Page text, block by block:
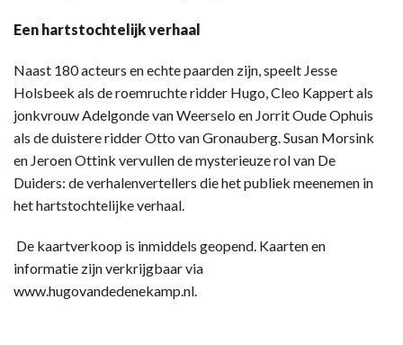
Een hartstochtelijk verhaal
Naast 180 acteurs en echte paarden zijn, speelt Jesse
Holsbeek als de roemruchte ridder Hugo, Cleo Kappert als
jonkvrouw Adelgonde van Weerselo en Jorrit Oude Ophuis
als de duistere ridder Otto van Gronauberg. Susan Morsink
en Jeroen Ottink vervullen de mysterieuze rol van De
Duiders: de verhalenvertellers die het publiek meenemen in
het hartstochtelijke verhaal.
De kaartverkoop is inmiddels geopend. Kaarten en
informatie zijn verkrijgbaar via
www.hugovandedenekamp.nl.